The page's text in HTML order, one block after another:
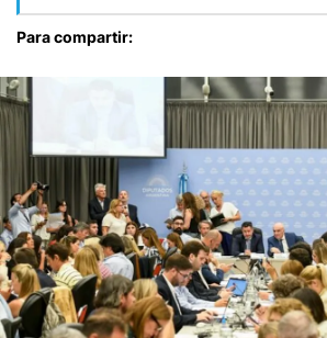
Para compartir: